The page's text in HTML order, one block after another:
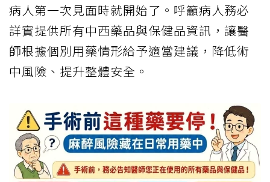
病人第一次見面時就開始了。呼籲病人務必
詳實提供所有中西藥品與保健品資訊，讓醫
師根據個別用藥情形給予適當建議，降低術
中風險、提升整體安全。